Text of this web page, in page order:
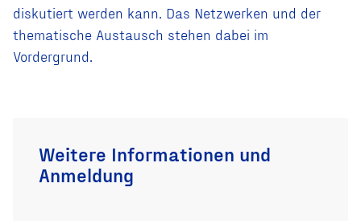
diskutiert werden kann. Das Netzwerken und der
thematische Austausch stehen dabei im
Vordergrund.
Weitere Informationen und
Anmeldung